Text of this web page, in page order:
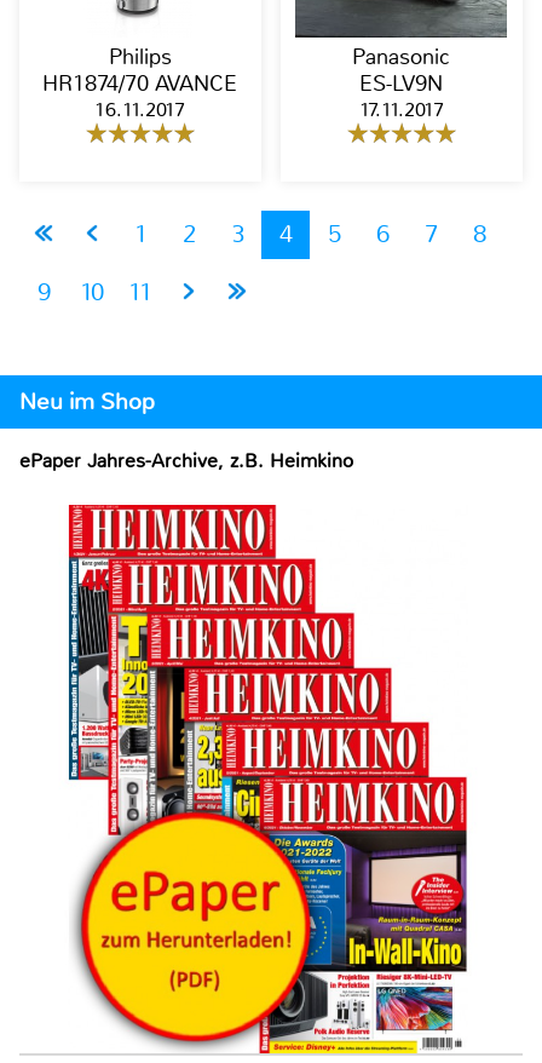
Philips
HR1874/70 AVANCE
16.11.2017
Panasonic
ES-LV9N
17.11.2017
1 2 3 4 5 6 7
8
9
10 11
Neu im Shop
ePaper Jahres-Archive, z.B. Heimkino